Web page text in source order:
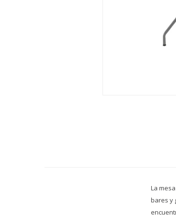
La
bares y